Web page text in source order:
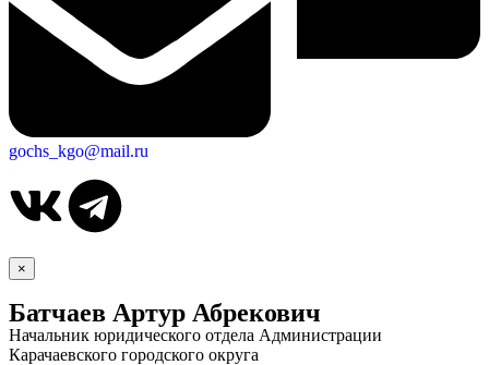
gochs_kgo@mail.ru
×
Батчаев Артур Абрекович
Начальник юридического отдела Администрации
Карачаевского городского округа